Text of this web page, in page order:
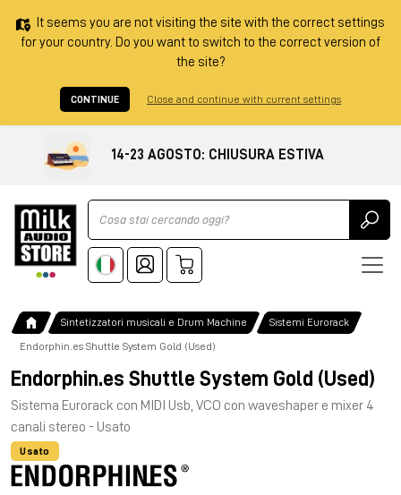
It seems you are not visiting the site with the correct settings
for your country. Do you want to switch to the correct version of
the site?
CONTINUE Close and continue with current settings
14-23 AGOSTO: CHIUSURA ESTIVA
Ricerca
Sintetizzatori musicali e Drum Machine Sistemi Eurorack
Endorphin.es Shuttle System Gold (Used)
Endorphin.es Shuttle System Gold (Used)
Sistema Eurorack con MIDI Usb, VCO con waveshaper e mixer 4
canali stereo - Usato
Usato